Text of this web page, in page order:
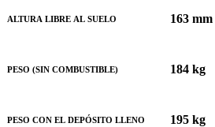
ALTURA LIBRE AL SUELO 163 mm
PESO (SIN COMBUSTIBLE) 184 kg
PESO CON EL DEPÓSITO LLENO 195 kg